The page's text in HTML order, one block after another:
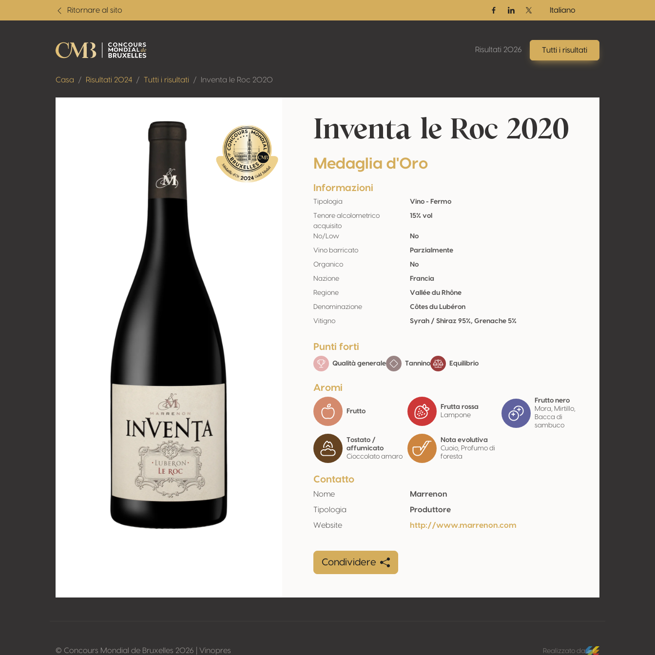
Ritornare al sito
FacebookLinkedinTwitter / X
Italiano
Risultati 2026 Tutti i risultati
Casa Risultati 2024 Tutti i risultati Inventa le Roc 2020
Inventa le Roc 2020
Medaglia d'Oro
Informazioni
Tipologia Vino - Fermo
Tenore alcolometrico
acquisito
15% vol
No/Low No
Vino barricato Parzialmente
Organico No
Nazione Francia
Regione Vallée du Rhône
Denominazione Côtes du Lubéron
Vitigno Syrah / Shiraz 95%, Grenache 5%
Punti forti
Qualità generale Tannino Equilibrio
Aromi
Frutto
Frutta rossa
Lampone
Frutto nero
Mora, Mirtillo,
Bacca di
sambuco
Tostato /
affumicato
Cioccolato amaro
Nota evolutiva
Cuoio, Profumo di
foresta
Contatto
Nome
Marrenon
Tipologia
Produttore
Website
http://www.marrenon.com
Condividere
© Concours Mondial de Bruxelles 2026 | Vinopres Realizzato da